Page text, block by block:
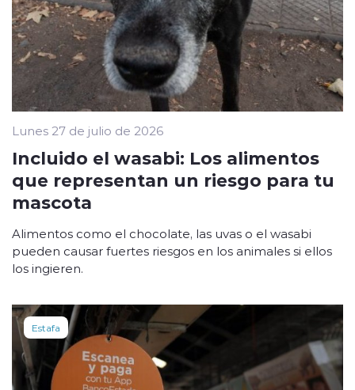
Lunes 27 de julio de 2026
Incluido el wasabi: Los alimentos
que representan un riesgo para tu
mascota
Alimentos como el chocolate, las uvas o el wasabi
pueden causar fuertes riesgos en los animales si ellos
los ingieren.
Estafa